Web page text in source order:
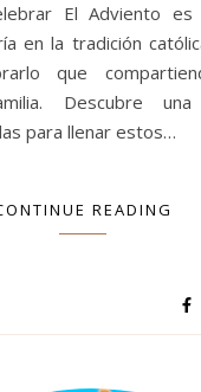
El Adviento
en la tradición
que
Descubre
para llenar estos…
READING